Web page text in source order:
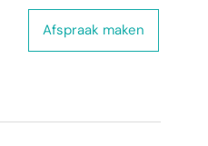
Afspraak maken